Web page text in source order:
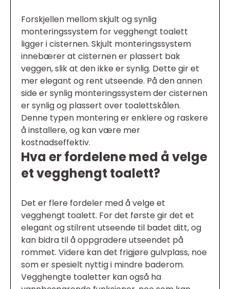
Forskjellen mellom skjult og synlig
monteringssystem for vegghengt toalett
ligger i cisternen. Skjult monteringssystem
innebærer at cisternen er plassert bak
veggen, slik at den ikke er synlig. Dette gir et
mer elegant og rent utseende. På den annen
side er synlig monteringssystem der cisternen
er synlig og plassert over toalettskålen.
Denne typen montering er enklere og raskere
å installere, og kan være mer
kostnadseffektiv.
Hva er fordelene med å velge
et vegghengt toalett?
Det er flere fordeler med å velge et
vegghengt toalett. For det første gir det et
elegant og stilrent utseende til badet ditt, og
kan bidra til å oppgradere utseendet på
rommet. Videre kan det frigjøre gulvplass, noe
som er spesielt nyttig i mindre baderom.
Vegghengte toaletter kan også ha